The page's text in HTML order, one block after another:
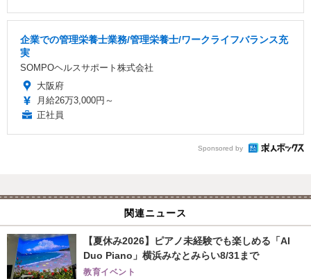
企業での管理栄養士業務/管理栄養士/ワークライフバランス充
実
SOMPOヘルスサポート株式会社
大阪府
月給26万3,000円～
正社員
Sponsored by
関連ニュース
【夏休み2026】ピアノ未経験でも楽しめる「AI
Duo Piano」横浜みなとみらい8/31まで
教育イベント